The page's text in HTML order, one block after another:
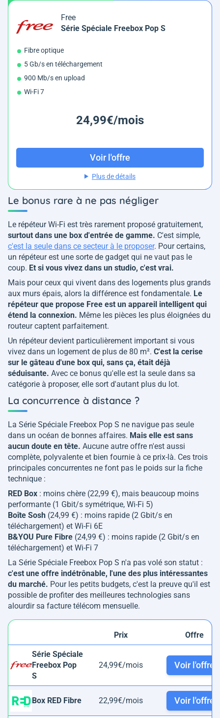
Free
Série Spéciale Freebox Pop S
Fibre optique
5 Gb/s en téléchargement
900 Mb/s en upload
Wi-Fi 7
24,99€/mois
Voir l'offre
Plus de détails
Le bonus rare à ne pas négliger
Le répéteur Wi-Fi est très rarement proposé gratuitement,
surtout dans une box d'entrée de gamme. C'est simple,
c'est la seule dans ce secteur à le proposer. Pour certains,
un répéteur est une sorte de gadget qui ne vaut pas le
coup. Et si vous vivez dans un studio, c'est vrai.
Mais pour ceux qui vivent dans des logements plus grands
aux murs épais, alors la différence est fondamentale. Le
répéteur que propose Free est un appareil intelligent qui
étend la connexion. Même les pièces les plus éloignées du
routeur captent parfaitement.
Un répéteur devient particulièrement important si vous
vivez dans un logement de plus de 80 m². C'est la cerise
sur le gâteau d'une box qui, sans ça, était déjà
séduisante. Avec ce bonus qu'elle est la seule dans sa
catégorie à proposer, elle sort d'autant plus du lot.
La concurrence à distance ?
La Série Spéciale Freebox Pop S ne navigue pas seule
dans un océan de bonnes affaires. Mais elle est sans
aucun doute en tête. Aucune autre offre n'est aussi
complète, polyvalente et bien fournie à ce prix-là. Ces trois
principales concurrentes ne font pas le poids sur la fiche
technique :
RED Box : moins chère (22,99 €), mais beaucoup moins
performante (1 Gbit/s symétrique, Wi-Fi 5)
Boîte Sosh (24,99 €) : moins rapide (2 Gbit/s en
téléchargement) et Wi-Fi 6E
B&YOU Pure Fibre (24,99 €) : moins rapide (2 Gbit/s en
téléchargement) et Wi-Fi 7
La Série Spéciale Freebox Pop S n'a pas volé son statut :
c'est une offre indétrônable, l'une des plus intéressantes
du marché. Pour les petits budgets, c'est la preuve qu'il est
possible de profiter des meilleures technologies sans
alourdir sa facture télécom mensuelle.
Prix Offre
Série Spéciale
Freebox Pop
S
24,99€/mois Voir l'offre
Box RED Fibre 22,99€/mois Voir l'offre